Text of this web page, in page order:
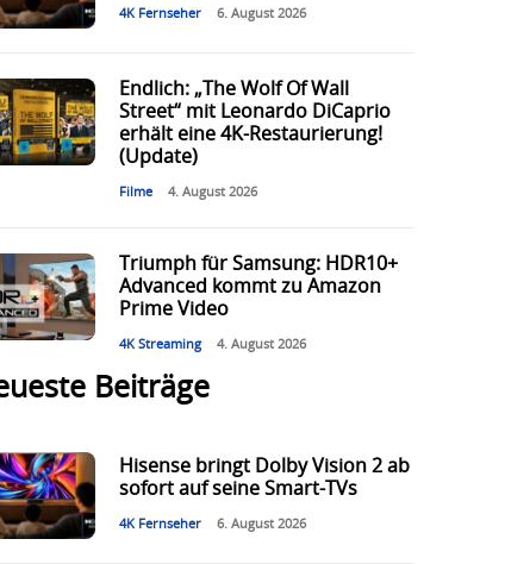
4K Fernseher 6. August 2026
Endlich: „The Wolf Of Wall
Street“ mit Leonardo DiCaprio
erhält eine 4K-Restaurierung!
(Update)
Filme 4. August 2026
Triumph für Samsung: HDR10+
Advanced kommt zu Amazon
Prime Video
4K Streaming 4. August 2026
Beiträge
Hisense bringt Dolby Vision 2 ab
sofort auf seine Smart-TVs
4K Fernseher 6. August 2026